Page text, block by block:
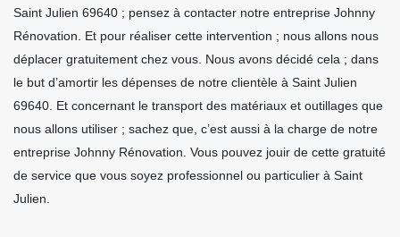
Saint Julien 69640 ; pensez à contacter notre entreprise Johnny
Rénovation. Et pour réaliser cette intervention ; nous allons nous
déplacer gratuitement chez vous. Nous avons décidé cela ; dans
le but d’amortir les dépenses de notre clientèle à Saint Julien
69640. Et concernant le transport des matériaux et outillages que
nous allons utiliser ; sachez que, c’est aussi à la charge de notre
entreprise Johnny Rénovation. Vous pouvez jouir de cette gratuité
de service que vous soyez professionnel ou particulier à Saint
Julien.